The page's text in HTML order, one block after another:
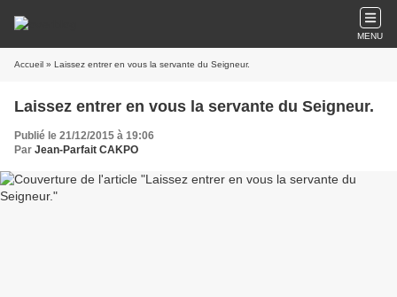
MENU
Accueil » Laissez entrer en vous la servante du Seigneur.
Laissez entrer en vous la servante du Seigneur.
Publié le 21/12/2015 à 19:06
Par Jean-Parfait CAKPO